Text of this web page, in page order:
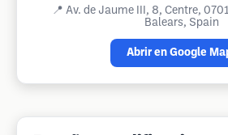
📍 Av. de Jaume III, 8, Centre,
Balears, Spain
Abrir en Google